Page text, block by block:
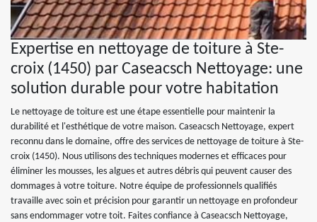
Expertise en nettoyage de toiture à Ste-
croix (1450) par Caseacsch Nettoyage: une
solution durable pour votre habitation
Le nettoyage de toiture est une étape essentielle pour maintenir la
durabilité et l'esthétique de votre maison. Caseacsch Nettoyage, expert
reconnu dans le domaine, offre des services de nettoyage de toiture à Ste-
croix (1450). Nous utilisons des techniques modernes et efficaces pour
éliminer les mousses, les algues et autres débris qui peuvent causer des
dommages à votre toiture. Notre équipe de professionnels qualifiés
travaille avec soin et précision pour garantir un nettoyage en profondeur
sans endommager votre toit. Faites confiance à Caseacsch Nettoyage,